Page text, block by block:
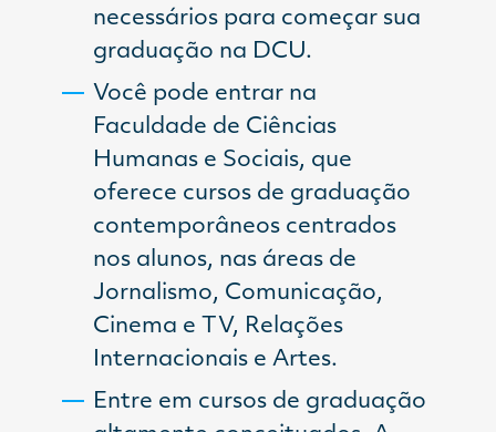
necessários para começar sua
graduação na DCU.
Você pode entrar na
Faculdade de Ciências
Humanas e Sociais, que
oferece cursos de graduação
contemporâneos centrados
nos alunos, nas áreas de
Jornalismo, Comunicação,
Cinema e TV, Relações
Internacionais e Artes.
Entre em cursos de graduação